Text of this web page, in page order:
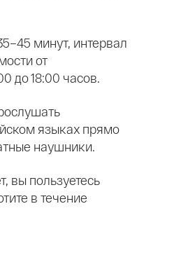
минут, интервал
от
до 18:00 часов.
языках прямо
наушники.
вы пользуетесь
в течение